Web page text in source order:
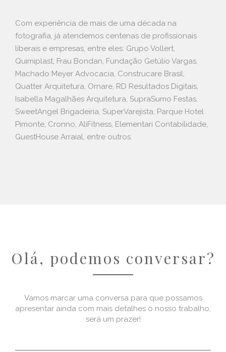
Com experiência de mais de uma década na
fotografia, já atendemos centenas de profissionais
liberais e empresas, entre eles: Grupo Vollert,
Quimiplast, Frau Bondan, Fundação Getúlio Vargas,
Machado Meyer Advocacia, Construcare Brasil,
Quatter Arquitetura, Ornare, RD Resultados Digitais,
Isabella Magalhães Arquitetura, SupraSumo Festas,
SweetAngel Brigadeiria, SuperVarejista, Parque Hotel
Pimonte, Cronno, AliFitness, Elementari Contabilidade,
GuestHouse Arraial, entre outros.
Olá, podemos conversar?
Vamos marcar uma conversa para que possamos
apresentar ainda com mais detalhes o nosso trabalho,
será um prazer!